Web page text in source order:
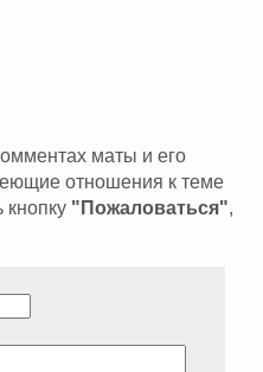
маты и его
отношения к теме
кнопку "Пожаловаться",